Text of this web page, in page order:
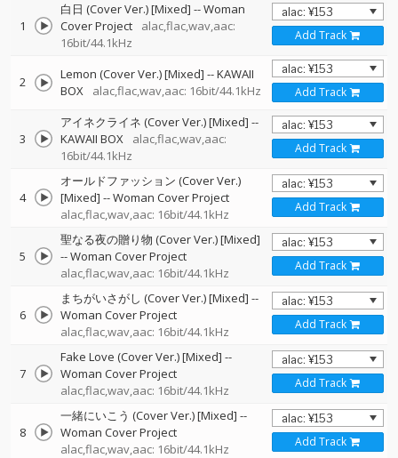
1
白日 (Cover Ver.) [Mixed] --Woman
Cover Project
alac,flac,wav,aac:
16bit/44.1kHz
Add Track
2 Lemon (Cover Ver.) [Mixed] --KAWAII
BOX
alac,flac,wav,aac: 16bit/44.1kHz Add Track
3
アイネクライネ (Cover Ver.) [Mixed] --
KAWAII BOX
alac,flac,wav,aac:
16bit/44.1kHz
Add Track
4
オールドファッション (Cover Ver.)
[Mixed] --Woman Cover Project
alac,flac,wav,aac: 16bit/44.1kHz
Add Track
5
聖なる夜の贈り物 (Cover Ver.) [Mixed]
--Woman Cover Project
alac,flac,wav,aac: 16bit/44.1kHz
Add Track
6
まちがいさがし (Cover Ver.) [Mixed] --
Woman Cover Project
alac,flac,wav,aac: 16bit/44.1kHz
Add Track
7
Fake Love (Cover Ver.) [Mixed] --
Woman Cover Project
alac,flac,wav,aac: 16bit/44.1kHz
Add Track
8
一緒にいこう (Cover Ver.) [Mixed] --
Woman Cover Project
alac,flac,wav,aac: 16bit/44.1kHz
Add Track